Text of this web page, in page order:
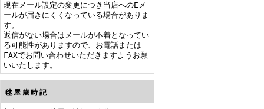
現在メール設定の変更につき当店へのEメ
ールが届きにくくなっている場合がありま
す。
返信がない場合はメールが不着となってい
る可能性がありますので、お電話または
FAXでお問い合わせいただきますようお願
いいたします。
毬屋歳時記